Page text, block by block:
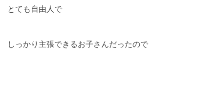
とても自由人で
しっかり主張できるお子さんだったので